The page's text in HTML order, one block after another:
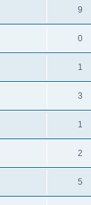
9
0
1
3
1
2
5